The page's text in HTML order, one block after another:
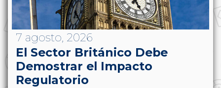
7 agosto, 2026
El Sector Británico Debe
Demostrar el Impacto
Regulatorio